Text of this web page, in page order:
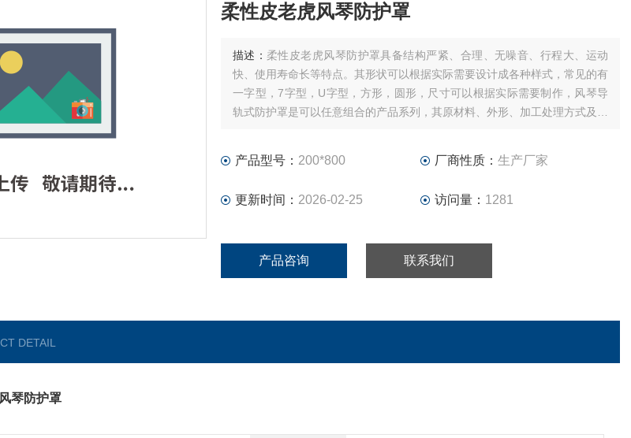
柔性皮老虎风琴防护罩
描述： 柔性皮老虎风琴防护罩具备结构严紧、合理、无噪音、行程大、运动
快、使用寿命长等特点。其形状可以根据实际需要设计成各种样式，常见的有
一字型，7字型，U字型，方形，圆形，尺寸可以根据实际需要制作，风琴导
轨式防护罩是可以任意组合的产品系列，其原材料、外形、加工处理方式及尺
产品型号： 200*800 厂商性质： 生产厂家
更新时间： 2026-02-25 访问量： 1281
产品咨询 联系我们
DETAIL
琴防护罩